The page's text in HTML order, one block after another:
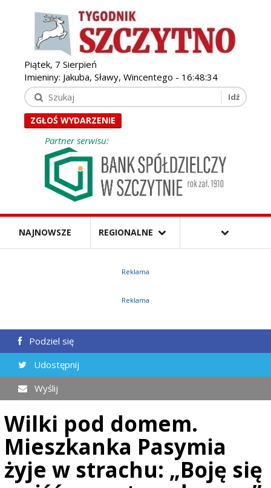
Piątek, 7 Sierpień
Imieniny: Jakuba, Sławy, Wincentego - 16:48:35
ZGŁOŚ WYDARZENIE
Partner serwisu:
NAJNOWSZE REGIONALNE
Reklama
Reklama
Podziel się
Udostępnij
Wyślij
Wilki pod domem.
Mieszkanka Pasymia
żyje w strachu: „Boję się